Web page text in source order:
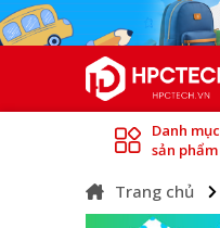
Danh mục
sản phẩm
Trang chủ